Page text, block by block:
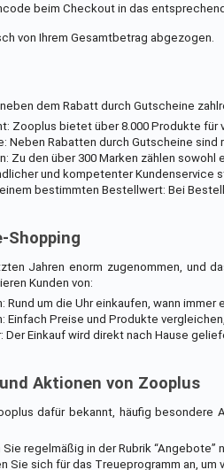
beim Checkout in das
von Ihrem Gesamtbetrag abgezogen.
dem Rabatt durch Gutscheine
Zooplus bietet über 8.000 Produkte für
Neben Rabatten durch Gutscheine sind
Zu den über 300 Marken zählen
und kompetenter Kundenservice
bestimmten Bestellwert: Bei
Shopping
Jahren enorm zugenommen, und
Kunden von:
um die Uhr einkaufen, wann immer
Preise und Produkte
Der Einkauf wird direkt nach Hause
Aktionen von Zooplus
dafür bekannt, häufig
regelmäßig in der Rubrik “Angebote”
Sie sich für das Treueprogramm an,